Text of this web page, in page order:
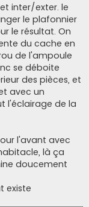
inter/exter. le
le plafonnier
le résultat. On
du cache en
de l'ampoule
se déboite
des pièces, et
avec un
l'éclairage de la
l'avant avec
là ça
doucement
existe